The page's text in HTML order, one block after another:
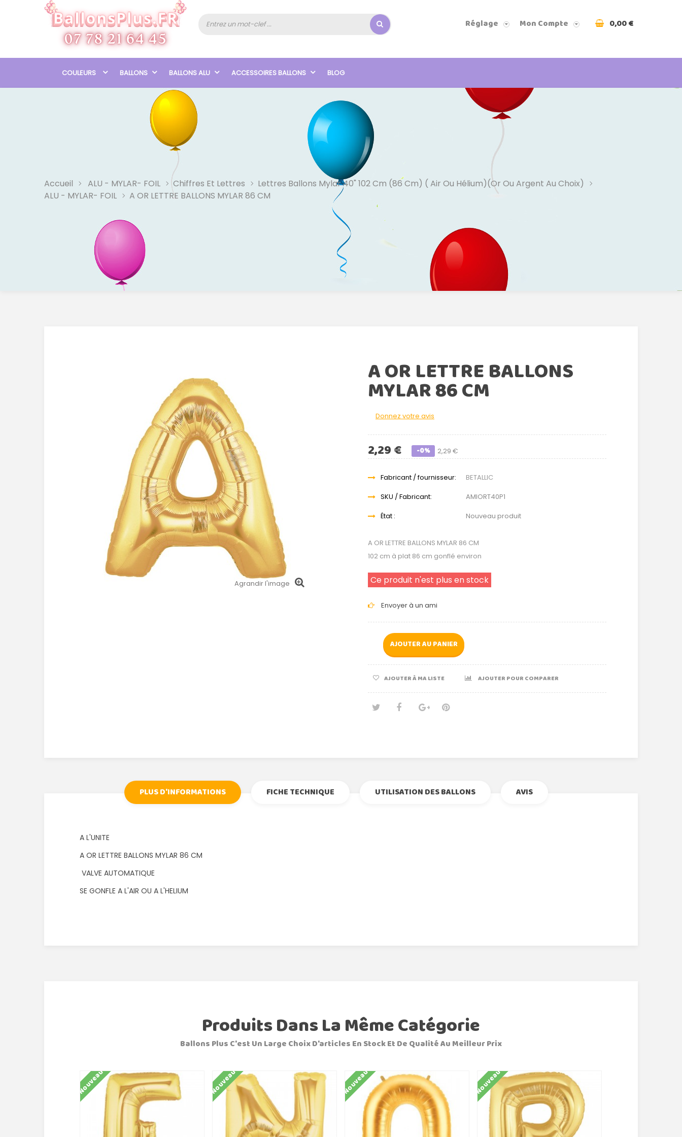
Réglage Mon Compte 0,00 €
COULEURS BALLONS BALLONS ALU ACCESSOIRES BALLONS BLOG
Accueil ALU - MYLAR- FOIL Chiffres Et Lettres
Lettres Ballons Mylar 40" 102 Cm (86 Cm) ( Air Ou Hélium)(or Ou Argent Au Choix)
ALU - MYLAR- FOIL
A OR LETTRE BALLONS MYLAR 86 CM
Agrandir l'image
A OR LETTRE BALLONS
MYLAR 86 CM
Donnez votre avis
2,29 €
2,29 € -0%
Fabricant / fournisseur:
BETALLIC
SKU / Fabricant:
AMIORT40P1
État :
Nouveau produit
A OR LETTRE BALLONS MYLAR 86 CM
102 cm à plat 86 cm gonflé environ
Ce produit n'est plus en stock
Envoyer à un ami
AJOUTER AU PANIER
AJOUTER À MA LISTE AJOUTER POUR COMPARER
PLUS D'INFORMATIONS FICHE TECHNIQUE UTILISATION DES BALLONS AVIS
A L'UNITE
A OR LETTRE BALLONS MYLAR 86 CM
VALVE AUTOMATIQUE
SE GONFLE A L'AIR OU A L'HELIUM
Produits Dans La Même Catégorie
Ballons Plus C'est Un Large Choix D'articles En Stock Et De Qualité Au Meilleur Prix
Nouveau Nouveau Nouveau Nouveau